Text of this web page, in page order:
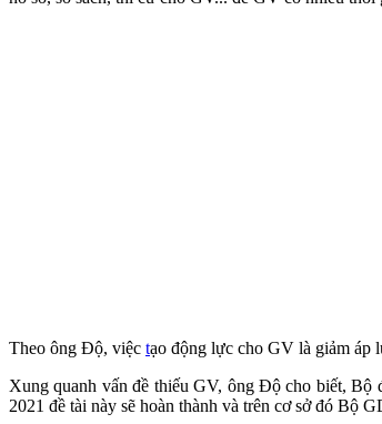
Theo ông Độ, việc tạo động lực cho GV là giảm áp
Xung quanh vấn đề thiếu GV, ông Độ cho biết,
2021 đề tài này sẽ hoàn thành và trên cơ sở đó Bộ